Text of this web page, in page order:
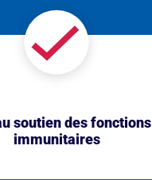
soutien des fonctions
immunitaires